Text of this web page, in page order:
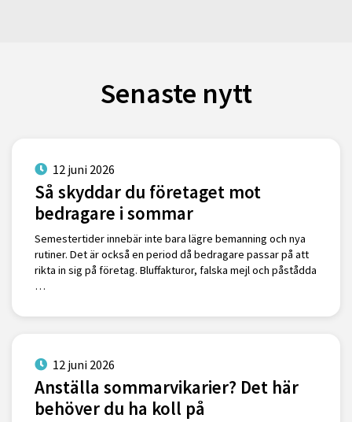
Senaste nytt
12 juni 2026
Så skyddar du företaget mot
bedragare i sommar
Semestertider innebär inte bara lägre bemanning och nya
rutiner. Det är också en period då bedragare passar på att
rikta in sig på företag. Bluffakturor, falska mejl och påstådda
…
12 juni 2026
Anställa sommarvikarier? Det här
behöver du ha koll på